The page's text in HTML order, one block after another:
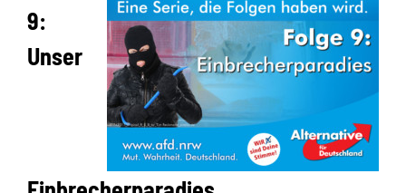
9:
Unser